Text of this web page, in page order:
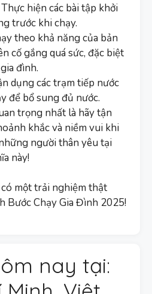
Thực hiện các bài tập khởi
trước khi chạy.
theo khả năng của bản
cố gắng quá sức, đặc biệt
đình.
dụng các trạm tiếp nước
để bổ sung đủ nước.
trọng nhất là hãy tận
khắc và niềm vui khi
người thân yêu tại
này!
một trải nghiệm thật
Bước Chạy Gia Đình 2025!
nay tại: